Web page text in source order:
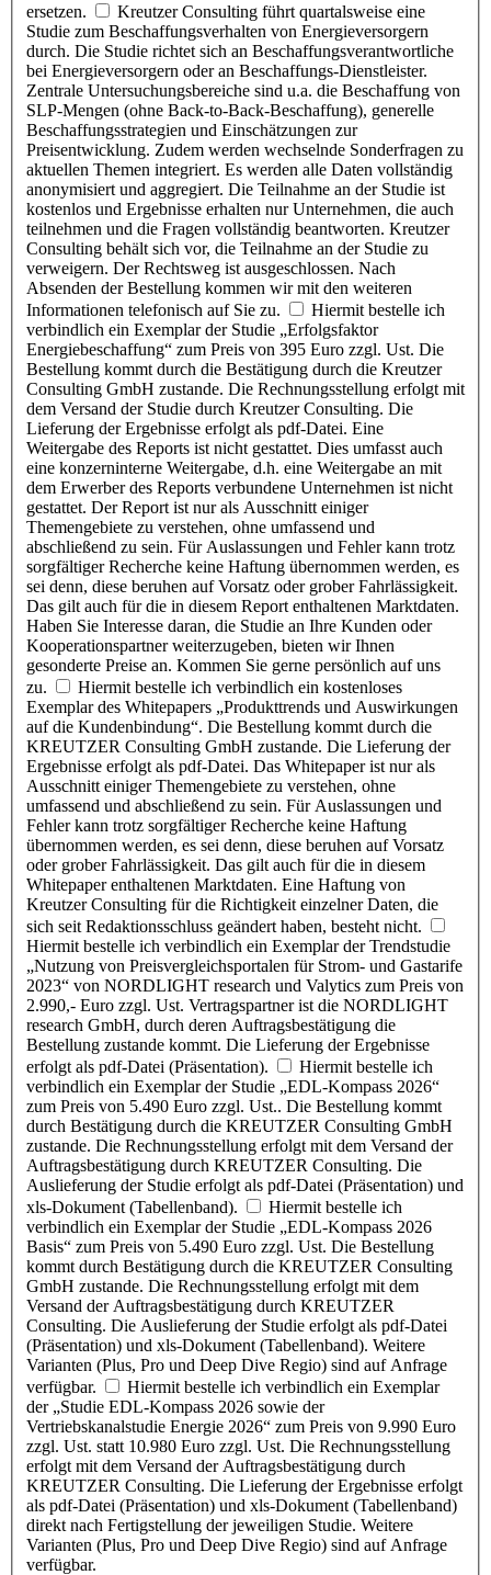
ersetzen.
Kreutzer Consulting führt quartalsweise eine
Studie zum Beschaffungsverhalten von Energieversorgern
durch. Die Studie richtet sich an Beschaffungsverantwortliche
bei Energieversorgern oder an Beschaffungs-Dienstleister.
Zentrale Untersuchungsbereiche sind u.a. die Beschaffung von
SLP-Mengen (ohne Back-to-Back-Beschaffung), generelle
Beschaffungsstrategien und Einschätzungen zur
Preisentwicklung. Zudem werden wechselnde Sonderfragen zu
aktuellen Themen integriert. Es werden alle Daten vollständig
anonymisiert und aggregiert. Die Teilnahme an der Studie ist
kostenlos und Ergebnisse erhalten nur Unternehmen, die auch
teilnehmen und die Fragen vollständig beantworten. Kreutzer
Consulting behält sich vor, die Teilnahme an der Studie zu
verweigern. Der Rechtsweg ist ausgeschlossen. Nach
Absenden der Bestellung kommen wir mit den weiteren
Informationen telefonisch auf Sie zu.
Hiermit bestelle ich
verbindlich ein Exemplar der Studie „Erfolgsfaktor
Energiebeschaffung“ zum Preis von 395 Euro zzgl. Ust. Die
Bestellung kommt durch die Bestätigung durch die Kreutzer
Consulting GmbH zustande. Die Rechnungsstellung erfolgt mit
dem Versand der Studie durch Kreutzer Consulting. Die
Lieferung der Ergebnisse erfolgt als pdf-Datei. Eine
Weitergabe des Reports ist nicht gestattet. Dies umfasst auch
eine konzerninterne Weitergabe, d.h. eine Weitergabe an mit
dem Erwerber des Reports verbundene Unternehmen ist nicht
gestattet. Der Report ist nur als Ausschnitt einiger
Themengebiete zu verstehen, ohne umfassend und
abschließend zu sein. Für Auslassungen und Fehler kann trotz
sorgfältiger Recherche keine Haftung übernommen werden, es
sei denn, diese beruhen auf Vorsatz oder grober Fahrlässigkeit.
Das gilt auch für die in diesem Report enthaltenen Marktdaten.
Haben Sie Interesse daran, die Studie an Ihre Kunden oder
Kooperationspartner weiterzugeben, bieten wir Ihnen
gesonderte Preise an. Kommen Sie gerne persönlich auf uns
zu.
Hiermit bestelle ich verbindlich ein kostenloses
Exemplar des Whitepapers „Produkttrends und Auswirkungen
auf die Kundenbindung“. Die Bestellung kommt durch die
KREUTZER Consulting GmbH zustande. Die Lieferung der
Ergebnisse erfolgt als pdf-Datei. Das Whitepaper ist nur als
Ausschnitt einiger Themengebiete zu verstehen, ohne
umfassend und abschließend zu sein. Für Auslassungen und
Fehler kann trotz sorgfältiger Recherche keine Haftung
übernommen werden, es sei denn, diese beruhen auf Vorsatz
oder grober Fahrlässigkeit. Das gilt auch für die in diesem
Whitepaper enthaltenen Marktdaten. Eine Haftung von
Kreutzer Consulting für die Richtigkeit einzelner Daten, die
sich seit Redaktionsschluss geändert haben, besteht nicht.
Hiermit bestelle ich verbindlich ein Exemplar der Trendstudie
„Nutzung von Preisvergleichsportalen für Strom- und Gastarife
2023“ von NORDLIGHT research und Valytics zum Preis von
2.990,- Euro zzgl. Ust. Vertragspartner ist die NORDLIGHT
research GmbH, durch deren Auftragsbestätigung die
Bestellung zustande kommt. Die Lieferung der Ergebnisse
erfolgt als pdf-Datei (Präsentation).
Hiermit bestelle ich
verbindlich ein Exemplar der Studie „EDL-Kompass 2026“
zum Preis von 5.490 Euro zzgl. Ust.. Die Bestellung kommt
durch Bestätigung durch die KREUTZER Consulting GmbH
zustande. Die Rechnungsstellung erfolgt mit dem Versand der
Auftragsbestätigung durch KREUTZER Consulting. Die
Auslieferung der Studie erfolgt als pdf-Datei (Präsentation) und
xls-Dokument (Tabellenband).
Hiermit bestelle ich
verbindlich ein Exemplar der Studie „EDL-Kompass 2026
Basis“ zum Preis von 5.490 Euro zzgl. Ust. Die Bestellung
kommt durch Bestätigung durch die KREUTZER Consulting
GmbH zustande. Die Rechnungsstellung erfolgt mit dem
Versand der Auftragsbestätigung durch KREUTZER
Consulting. Die Auslieferung der Studie erfolgt als pdf-Datei
(Präsentation) und xls-Dokument (Tabellenband). Weitere
Varianten (Plus, Pro und Deep Dive Regio) sind auf Anfrage
verfügbar.
Hiermit bestelle ich verbindlich ein Exemplar
der „Studie EDL-Kompass 2026 sowie der
Vertriebskanalstudie Energie 2026“ zum Preis von 9.990 Euro
zzgl. Ust. statt 10.980 Euro zzgl. Ust. Die Rechnungsstellung
erfolgt mit dem Versand der Auftragsbestätigung durch
KREUTZER Consulting. Die Lieferung der Ergebnisse erfolgt
als pdf-Datei (Präsentation) und xls-Dokument (Tabellenband)
direkt nach Fertigstellung der jeweiligen Studie. Weitere
Varianten (Plus, Pro und Deep Dive Regio) sind auf Anfrage
verfügbar.